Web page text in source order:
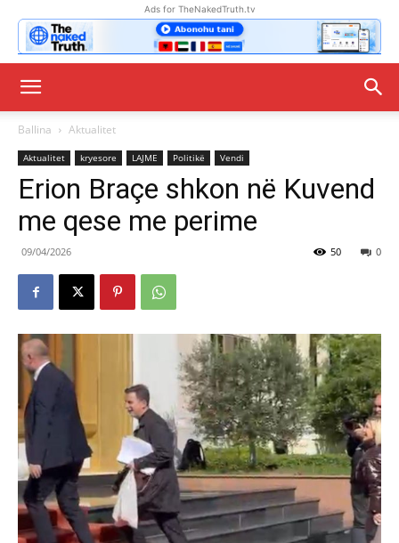
Ads for TheNakedTruth.tv
Ballina Aktualitet
Aktualitet kryesore LAJME Politikë Vendi
Erion Braçe shkon në Kuvend
me qese me perime
09/04/2026 0
50